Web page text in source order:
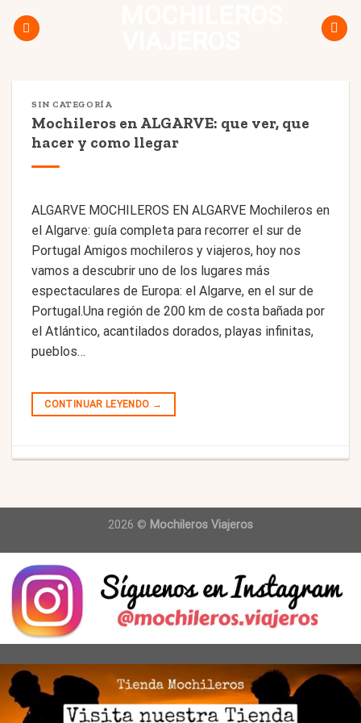
SIN CATEGORÍA
Mochileros en ALGARVE: que ver, que
hacer y como llegar
ALGARVE MOCHILEROS EN ALGARVE Mochileros en
el Algarve: guía completa para recorrer el sur de
Portugal Amigos mochileros y viajeros, hoy nos
vamos a descubrir uno de los lugares más
espectaculares de Europa: el Algarve, en el sur de
Portugal.Una región de 200 km de costa bañada por
el Atlántico, acantilados dorados, playas infinitas,
pueblos…
CONTINUAR LEYENDO →
2026 © Mochileros Viajeros